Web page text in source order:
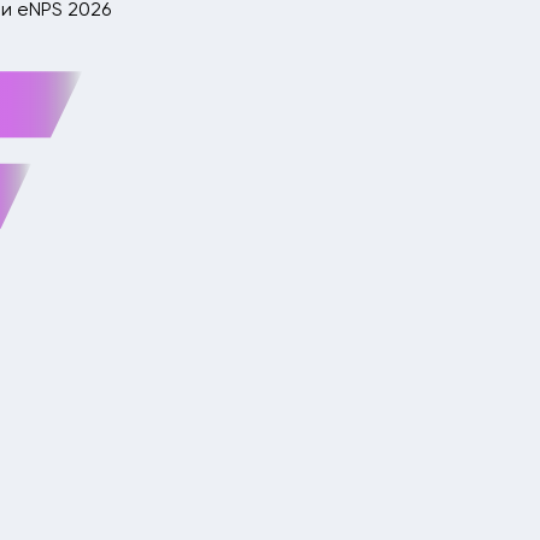
eNPS 2026